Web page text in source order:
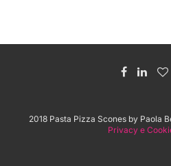
2018 Pasta Pizza Scones by Paola
Privacy e